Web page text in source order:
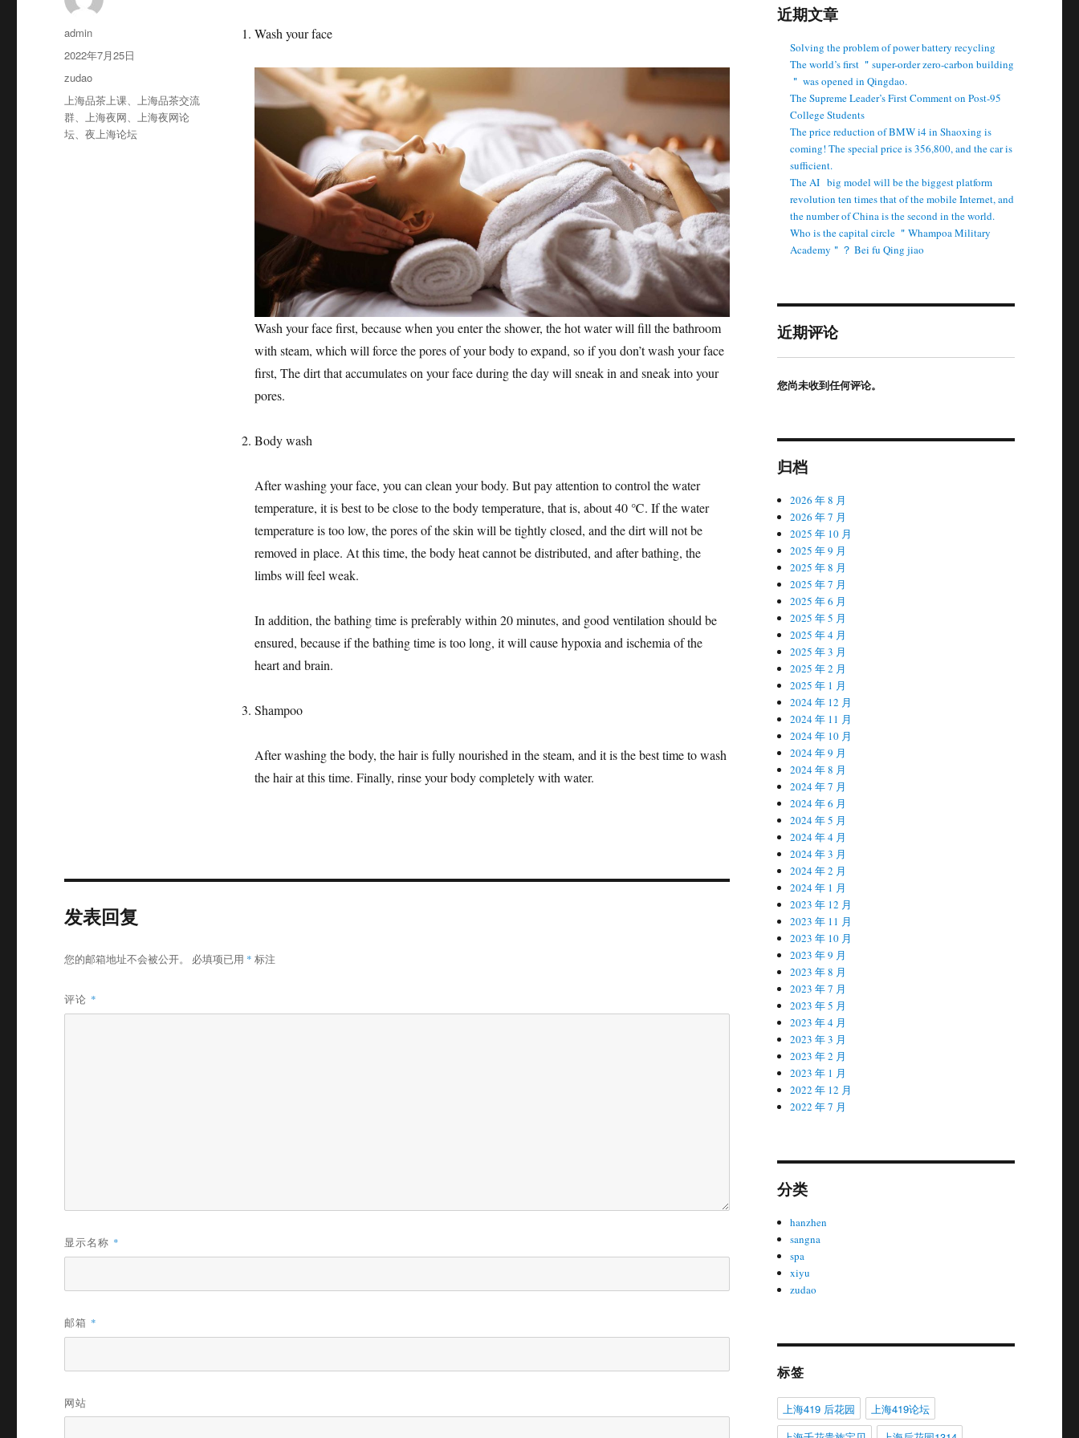
Wash your face
Wash your face first, because when you enter the shower, the hot water will fill the bathroom
with steam, which will force the pores of your body to expand, so if you don’t wash your face
first, The dirt that accumulates on your face during the day will sneak in and sneak into your
pores.
Body wash
After washing your face, you can clean your body. But pay attention to control the water
temperature, it is best to be close to the body temperature, that is, about 40 ℃. If the water
temperature is too low, the pores of the skin will be tightly closed, and the dirt will not be
removed in place. At this time, the body heat cannot be distributed, and after bathing, the
limbs will feel weak.
In addition, the bathing time is preferably within 20 minutes, and good ventilation should be
ensured, because if the bathing time is too long, it will cause hypoxia and ischemia of the
heart and brain.
Shampoo
After washing the body, the hair is fully nourished in the steam, and it is the best time to wash
the hair at this time. Finally, rinse your body completely with water.
作
者
admin
发
2022年7月25日
分
类
zudao
标
签
上海品茶上课、上海品茶交流
群、上海夜网、上海夜网论
坛、夜上海论坛
发表回复
您的邮箱地址不会被公开。 必填项已用 * 标注
评论 *
显示名称 *
邮箱 *
网站
近期文章
Solving the problem of power battery recycling
The world’s first ＂super-order zero-carbon building
＂ was opened in Qingdao.
The Supreme Leader’s First Comment on Post-95
College Students
The price reduction of BMW i4 in Shaoxing is
coming! The special price is 356,800, and the car is
sufficient.
The AI ​ ​ big model will be the biggest platform
revolution ten times that of the mobile Internet, and
the number of China is the second in the world.
Who is the capital circle ＂Whampoa Military
Academy＂？ Bei fu Qing jiao
近期评论
您尚未收到任何评论。
归档
2026 年 8 月
2026 年 7 月
2025 年 10 月
2025 年 9 月
2025 年 8 月
2025 年 7 月
2025 年 6 月
2025 年 5 月
2025 年 4 月
2025 年 3 月
2025 年 2 月
2025 年 1 月
2024 年 12 月
2024 年 11 月
2024 年 10 月
2024 年 9 月
2024 年 8 月
2024 年 7 月
2024 年 6 月
2024 年 5 月
2024 年 4 月
2024 年 3 月
2024 年 2 月
2024 年 1 月
2023 年 12 月
2023 年 11 月
2023 年 10 月
2023 年 9 月
2023 年 8 月
2023 年 7 月
2023 年 5 月
2023 年 4 月
2023 年 3 月
2023 年 2 月
2023 年 1 月
2022 年 12 月
2022 年 7 月
分类
hanzhen
sangna
spa
xiyu
zudao
标签
上海419 后花园
上海419论坛